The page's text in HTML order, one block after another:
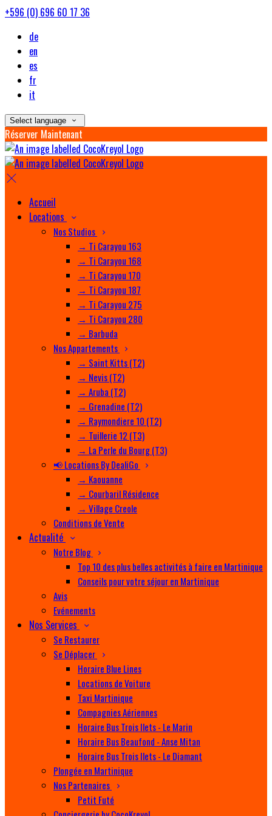
+596 (0) 696 60 17 36
de
en
es
fr
it
Select language
Réserver Maintenant
Accueil
Locations
Nos Studios
→ Ti Carayou 163
→ Ti Carayou 168
→ Ti Carayou 170
→ Ti Carayou 187
→ Ti Carayou 275
→ Ti Carayou 280
→ Barbuda
Nos Appartements
→ Saint Kitts (T2)
→ Nevis (T2)
→ Aruba (T2)
→ Grenadine (T2)
→ Raymondiere 10 (T2)
→ Tuillerie 12 (T3)
→ La Perle du Bourg (T3)
📢 Locations By DealiGo
→ Kaouanne
→ Courbaril Résidence
→ Village Creole
Conditions de Vente
Actualité
Notre Blog
Top 10 des plus belles activités à faire en Martinique
Conseils pour votre séjour en Martinique
Avis
Evénements
Nos Services
Se Restaurer
Se Déplacer
Horaire Blue Lines
Locations de Voiture
Taxi Martinique
Compagnies Aériennes
Horaire Bus Trois Ilets - Le Marin
Horaire Bus Beaufond - Anse Mitan
Horaire Bus Trois Ilets - Le Diamant
Plongée en Martinique
Nos Partenaires
Petit Futé